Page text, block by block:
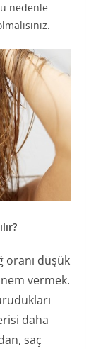
nedenle
oranı düşük
vermek.
daha
saç